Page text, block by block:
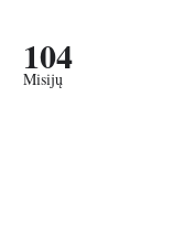
104
Misijų